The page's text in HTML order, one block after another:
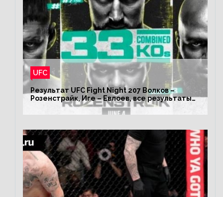
UFC
Результат UFC Fight Night 207 Волков –
Розенстрайк, Иге – Евлоев, все результаты
турнира ЮФС ФН 207